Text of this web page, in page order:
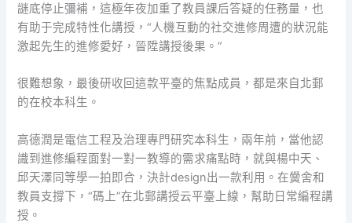
謎底停止彌補，這極年夜加重了教員課后答疑的任務量，也
有助于完成特性化講授，“人機互動的社交進修周遭的狀況能
激起先生的進修愛好，晉陞講授後果。”
很難想象，最後研收回這款平臺的焦點成員，都是來自北郵
的在校本科生。
高德潤是電信工程及治理專門研究本科生，兩年前，當他認
識到進修編程面對一對一教導的需求痛點時，就與楊中天、
邱天澤同等學一拍即合，決計design出一款利用。在黌舍和
教員支撐下，“碼上”在北郵講授云平臺上線，幫助日常編程講
授。